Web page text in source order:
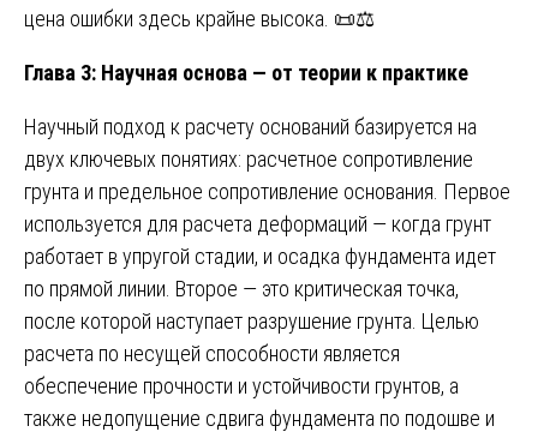
цена ошибки здесь крайне высока. 📜⚖️
Глава 3: Научная основа — от теории к практике
Научный подход к расчету оснований базируется на
двух ключевых понятиях: расчетное сопротивление
грунта и предельное сопротивление основания. Первое
используется для расчета деформаций — когда грунт
работает в упругой стадии, и осадка фундамента идет
по прямой линии. Второе — это критическая точка,
после которой наступает разрушение грунта. Целью
расчета по несущей способности является
обеспечение прочности и устойчивости грунтов, а
также недопущение сдвига фундамента по подошве и